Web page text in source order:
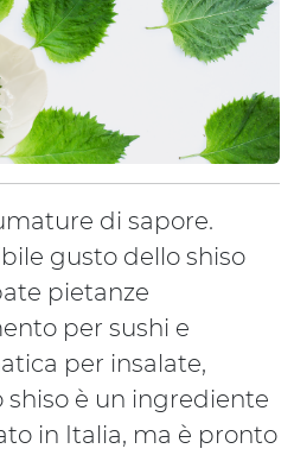
di sapore.
gusto dello shiso
pietanze
per sushi e
per insalate,
shiso è un ingrediente
in Italia, ma è pronto